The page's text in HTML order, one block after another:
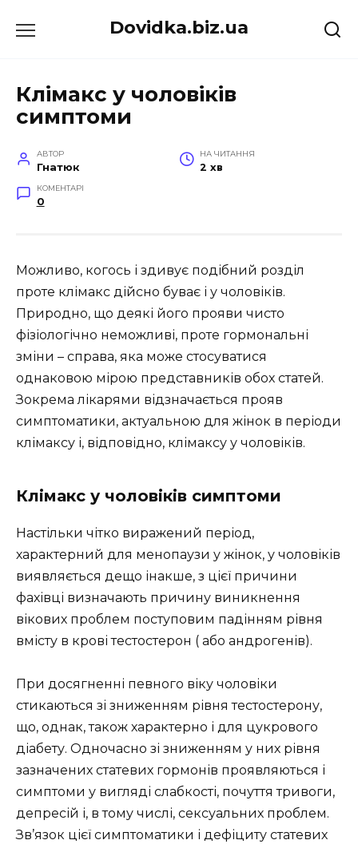
до
Dovidka.biz.ua
Клімакс у чоловіків
симптоми
АВТОР
Гнатюк
НА ЧИТАННЯ
2 хв
КОМЕНТАРІ
0
Можливо, когось і здивує подібний розділ
проте клімакс дійсно буває і у чоловіків.
Природно, що деякі його прояви чисто
фізіологічно неможливі, проте гормональні
зміни – справа, яка може стосуватися
однаковою мірою представників обох статей.
Зокрема лікарями відзначається прояв
симптоматики, актуальною для жінок в періоди
клімаксу і, відповідно, клімаксу у чоловіків.
Клімакс у чоловіків симптоми
Настільки чітко виражений період,
характерний для менопаузи у жінок, у чоловіків
виявляється дещо інакше, з цієї причини
фахівці визначають причину виникнення
вікових проблем поступовим падінням рівня
вмісту в крові тестостерон ( або андрогенів).
При досягненні певного віку чоловіки
стикаються зі зниженням рівня тестостерону,
що, однак, також характерно і для цукрового
діабету. Одночасно зі зниженням у них рівня
зазначених статевих гормонів проявляються і
симптоми у вигляді слабкості, почуття тривоги,
депресій і, в тому числі, сексуальних проблем.
Зв’язок цієї симптоматики і дефіциту статевих